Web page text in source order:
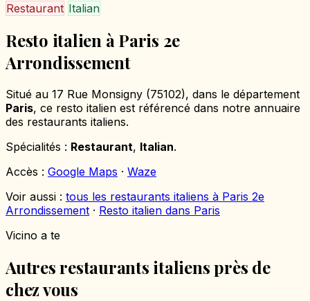
Restaurant Italian
Resto italien à Paris 2e
Arrondissement
Situé au 17 Rue Monsigny (75102), dans le département
Paris, ce resto italien est référencé dans notre annuaire
des restaurants italiens.
Spécialités : Restaurant, Italian.
Accès : Google Maps · Waze
Voir aussi : tous les restaurants italiens à Paris 2e
Arrondissement · Resto italien dans Paris
Vicino a te
Autres restaurants italiens près de
chez vous